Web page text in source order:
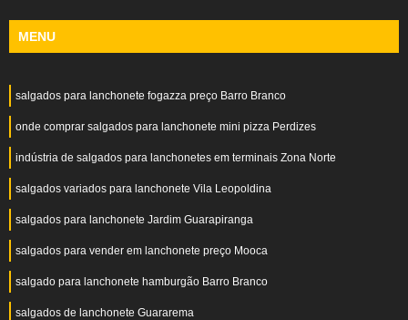
MENU
salgados para lanchonete fogazza preço Barro Branco
onde comprar salgados para lanchonete mini pizza Perdizes
indústria de salgados para lanchonetes em terminais Zona Norte
salgados variados para lanchonete Vila Leopoldina
salgados para lanchonete Jardim Guarapiranga
salgados para vender em lanchonete preço Mooca
salgado para lanchonete hamburgão Barro Branco
salgados de lanchonete Guararema